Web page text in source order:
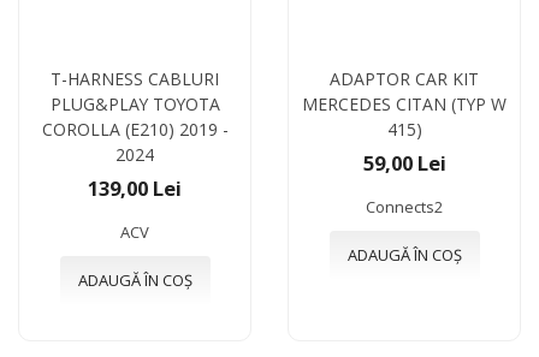
T-HARNESS CABLURI
PLUG&PLAY TOYOTA
COROLLA (E210) 2019 -
2024
139,00 Lei
ACV
ADAUGĂ ÎN COȘ
ADAPTOR CAR KIT
MERCEDES CITAN (TYP W
415)
59,00 Lei
Connects2
ADAUGĂ ÎN COȘ